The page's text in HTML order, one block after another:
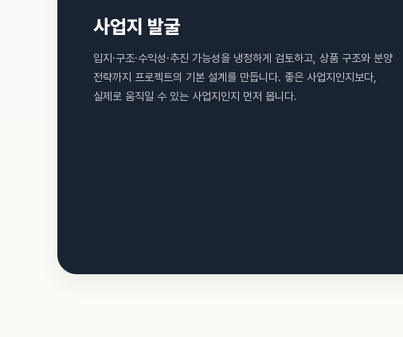
사업지 발굴
입지·구조·수익성·추진 가능성을 냉정하게 검토하고, 상품 구조와 분양
전략까지 프로젝트의 기본 설계를 만듭니다. 좋은 사업지인지보다,
실제로 움직일 수 있는 사업지인지 먼저 봅니다.